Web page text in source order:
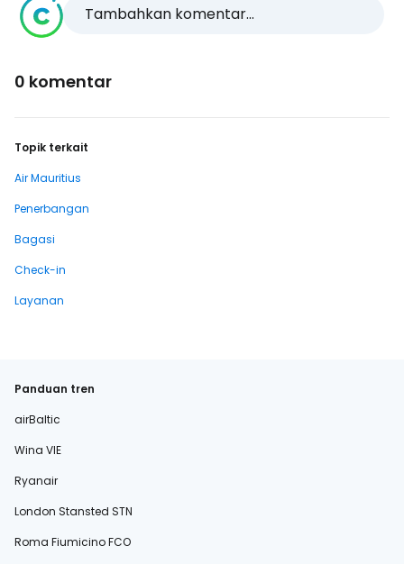
Tambahkan komentar...
0 komentar
Topik terkait
Air Mauritius
Penerbangan
Bagasi
Check-in
Layanan
Panduan tren
airBaltic
Wina VIE
Ryanair
London Stansted STN
Roma Fiumicino FCO